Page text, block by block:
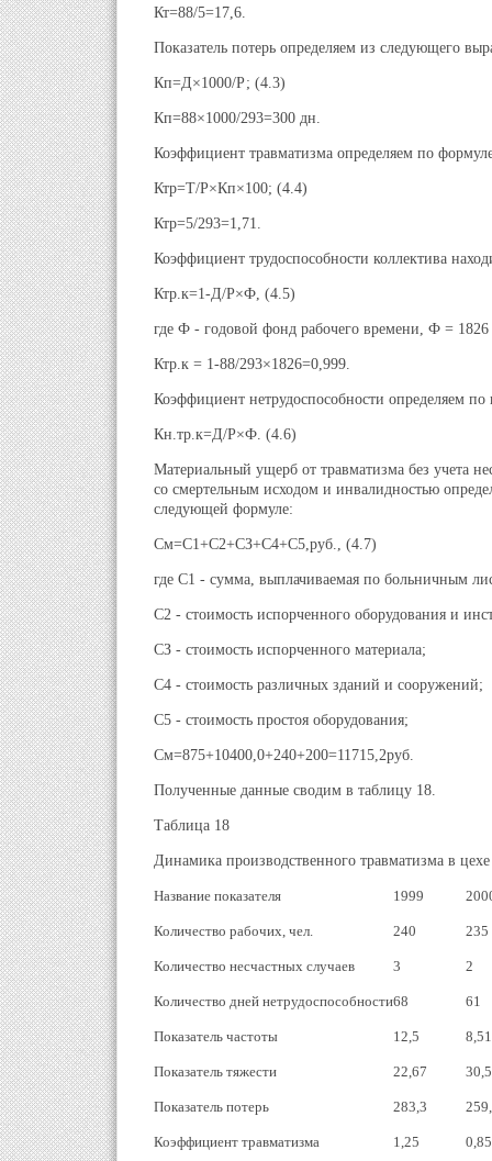
Кт=88/5=17,6.
Показатель потерь определяем из следующего
Кп=Д×1000/Р; (4.3)
Кп=88×1000/293=300 дн.
Коэффициент травматизма определяем по
Ктр=Т/Р×Кп×100; (4.4)
Ктр=5/293=1,71.
Коэффициент трудоспособности коллектива
Ктр.к=1-Д/Р×Ф, (4.5)
где Ф - годовой фонд рабочего времени, Ф = 1826
Ктр.к = 1-88/293×1826=0,999.
Коэффициент нетрудоспособности определяем
Кн.тр.к=Д/Р×Ф. (4.6)
Материальный ущерб от травматизма без учета
со смертельным исходом и инвалидностью
следующей формуле:
См=С1+С2+СЗ+С4+С5,руб., (4.7)
где С1 - сумма, выплачиваемая по больничным
С2 - стоимость испорченного оборудования и
СЗ - стоимость испорченного материала;
С4 - стоимость различных зданий и сооружений;
С5 - стоимость простоя оборудования;
См=875+10400,0+240+200=11715,2руб.
Полученные данные сводим в таблицу 18.
Таблица 18
Динамика производственного травматизма в цехе
Название показателя 1999
Количество рабочих, чел. 240 235
Количество несчастных случаев 3 2
Количество дней нетрудоспособности68 61
Показатель частоты 12,5 8,51
Показатель тяжести 22,67 30,5
Показатель потерь 283,3
Коэффициент травматизма 1,25 0,85